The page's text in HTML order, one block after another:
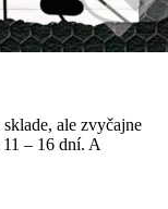
ale zvyčajne
– 16 dní. A